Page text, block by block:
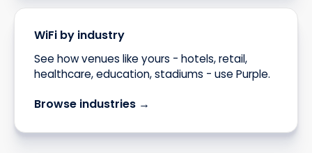
WiFi by industry
See how venues like yours - hotels, retail,
healthcare, education, stadiums - use Purple.
Browse industries →